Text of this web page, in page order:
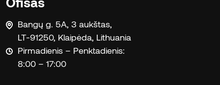
Bangų g. 5A, 3 aukštas,
LT-91250, Klaipėda, Lithuania
Pirmadienis – Penktadienis:
8:00 – 17:00